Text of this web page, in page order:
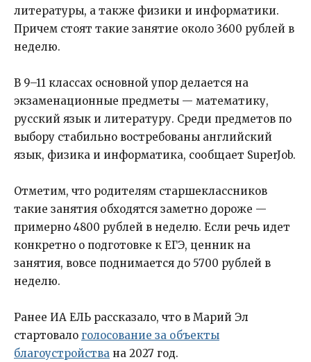
литературы, а также физики и информатики.
Причем стоят такие занятие около 3600 рублей в
неделю.
В 9–11 классах основной упор делается на
экзаменационные предметы — математику,
русский язык и литературу. Среди предметов по
выбору стабильно востребованы английский
язык, физика и информатика, сообщает SuperJob.
Отметим, что родителям старшеклассников
такие занятия обходятся заметно дороже —
примерно 4800 рублей в неделю. Если речь идет
конкретно о подготовке к ЕГЭ, ценник на
занятия, вовсе поднимается до 5700 рублей в
неделю.
Ранее ИА ЕЛЬ рассказало, что в Марий Эл
стартовало голосование за объекты
благоустройства на 2027 год.